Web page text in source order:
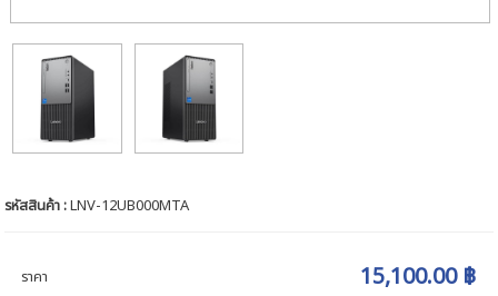
รหัสสินค้า :LNV-12UB000MTA
ราคา 15,100.00 ฿